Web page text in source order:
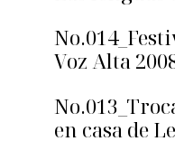
Voz Alta
en casa de